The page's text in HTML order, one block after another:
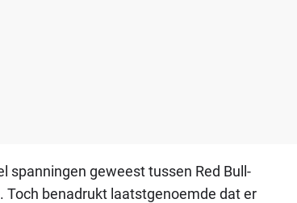
spanningen geweest tussen Red Bull-
benadrukt laatstgenoemde dat er